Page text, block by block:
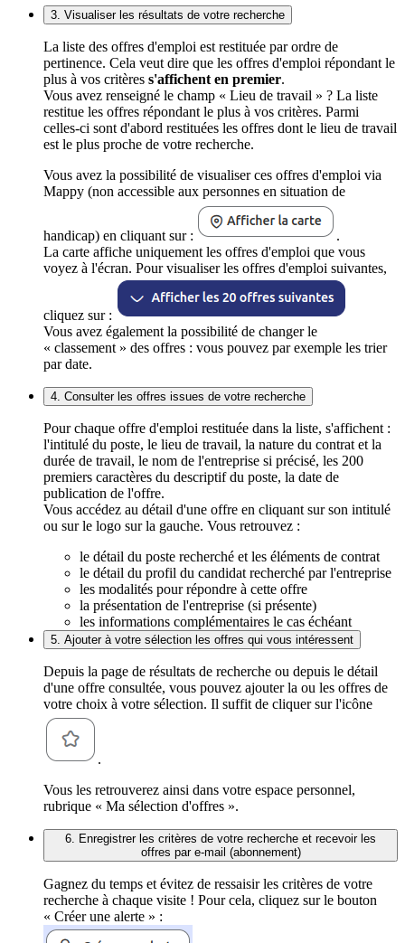
3. Visualiser les résultats de votre recherche
La liste des offres d'emploi est restituée par ordre de
pertinence. Cela veut dire que les offres d'emploi répondant le
plus à vos critères s'affichent en premier.
Vous avez renseigné le champ « Lieu de travail » ? La liste
restitue les offres répondant le plus à vos critères. Parmi
celles-ci sont d'abord restituées les offres dont le lieu de travail
est le plus proche de votre recherche.
Vous avez la possibilité de visualiser ces offres d'emploi via
Mappy (non accessible aux personnes en situation de
handicap) en cliquant sur :
.
La carte affiche uniquement les offres d'emploi que vous
voyez à l'écran. Pour visualiser les offres d'emploi suivantes,
cliquez sur :
Vous avez également la possibilité de changer le
« classement » des offres : vous pouvez par exemple les trier
par date.
4. Consulter les offres issues de votre recherche
Pour chaque offre d'emploi restituée dans la liste, s'affichent :
l'intitulé du poste, le lieu de travail, la nature du contrat et la
durée de travail, le nom de l'entreprise si précisé, les 200
premiers caractères du descriptif du poste, la date de
publication de l'offre.
Vous accédez au détail d'une offre en cliquant sur son intitulé
ou sur le logo sur la gauche. Vous retrouvez :
le détail du poste recherché et les éléments de contrat
le détail du profil du candidat recherché par l'entreprise
les modalités pour répondre à cette offre
la présentation de l'entreprise (si présente)
les informations complémentaires le cas échéant
5. Ajouter à votre sélection les offres qui vous intéressent
Depuis la page de résultats de recherche ou depuis le détail
d'une offre consultée, vous pouvez ajouter la ou les offres de
votre choix à votre sélection. Il suffit de cliquer sur l'icône
.
Vous les retrouverez ainsi dans votre espace personnel,
rubrique « Ma sélection d'offres ».
6. Enregistrer les critères de votre recherche et recevoir les
offres par e-mail (abonnement)
Gagnez du temps et évitez de ressaisir les critères de votre
recherche à chaque visite ! Pour cela, cliquez sur le bouton
« Créer une alerte » :